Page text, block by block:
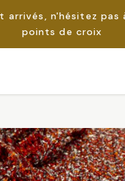
arrivés, n'hésitez pas
points de croix